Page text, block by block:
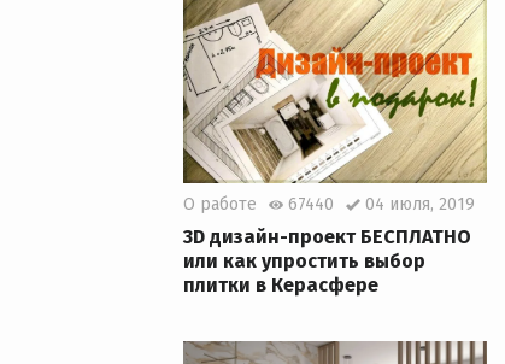
О работе 67440 04 июля, 2019
3D дизайн-проект БЕСПЛАТНО
или как упростить выбор
плитки в Керасфере